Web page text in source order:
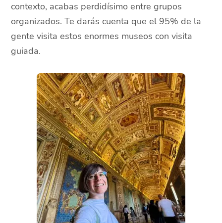
contexto, acabas perdidísimo entre grupos
organizados. Te darás cuenta que el 95% de la
gente visita estos enormes museos con visita
guiada.